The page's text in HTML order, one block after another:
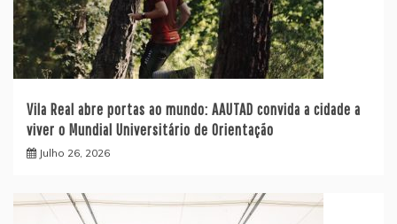
Vila Real abre portas ao mundo: AAUTAD convida a cidade a
viver o Mundial Universitário de Orientação
Julho 26, 2026